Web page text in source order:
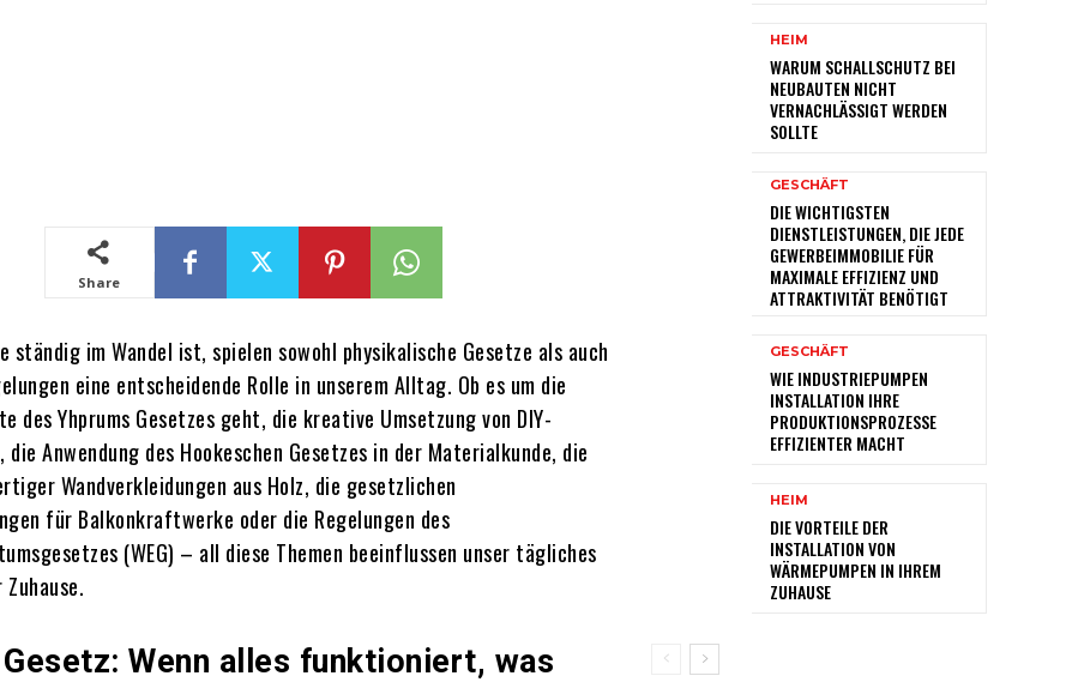
Share
ständig im Wandel ist, spielen sowohl physikalische Gesetze als auch
eine entscheidende Rolle in unserem Alltag. Ob es um die
des Yhprums Gesetzes geht, die kreative Umsetzung von DIY-
Anwendung des Hookeschen Gesetzes in der Materialkunde, die
Wandverkleidungen aus Holz, die gesetzlichen
für Balkonkraftwerke oder die Regelungen des
(WEG) – all diese Themen beeinflussen unser tägliches
Wenn alles funktioniert, was
HEIM
WARUM SCHALLSCHUTZ BEI
NEUBAUTEN NICHT
VERNACHLÄSSIGT WERDEN
SOLLTE
GESCHÄFT
DIE WICHTIGSTEN
DIENSTLEISTUNGEN, DIE JEDE
GEWERBEIMMOBILIE FÜR
MAXIMALE EFFIZIENZ UND
ATTRAKTIVITÄT BENÖTIGT
GESCHÄFT
WIE INDUSTRIEPUMPEN
INSTALLATION IHRE
PRODUKTIONSPROZESSE
EFFIZIENTER MACHT
HEIM
DIE VORTEILE DER
INSTALLATION VON
WÄRMEPUMPEN IN IHREM
ZUHAUSE